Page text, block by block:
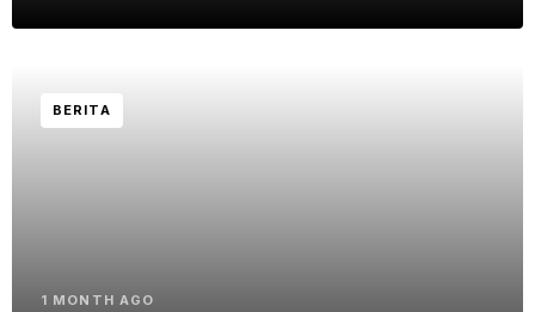
BERITA
1 MONTH AGO